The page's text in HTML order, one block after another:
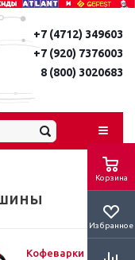
Корзина
Избранное
+7 (4712) 349603
+7 (920) 7376003
8 (800) 3020683
Кофеварки